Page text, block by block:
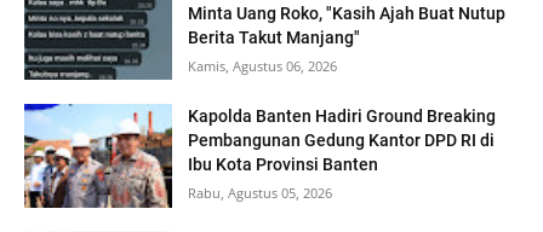
Minta Uang Roko, "Kasih Ajah Buat Nutup
Berita Takut Manjang"
Kamis, Agustus 06, 2026
Kapolda Banten Hadiri Ground Breaking
Pembangunan Gedung Kantor DPD RI di
Ibu Kota Provinsi Banten
Rabu, Agustus 05, 2026